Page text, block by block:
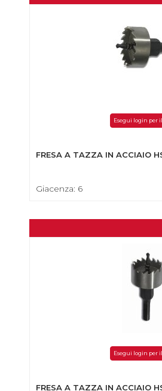
Esegui login per
FRESA A TAZZA IN ACCIAIO
Giacenza: 6
Esegui login per
FRESA A TAZZA IN ACCIAIO